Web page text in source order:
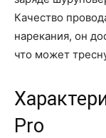
Качество
нарекания, он
что может
Pro